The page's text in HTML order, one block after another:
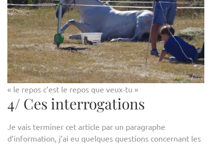
« le repos c’est le repos que veux-tu »
4/ Ces interrogations
Je vais terminer cet article par un paragraphe
d’information, j’ai eu quelques questions concernant les